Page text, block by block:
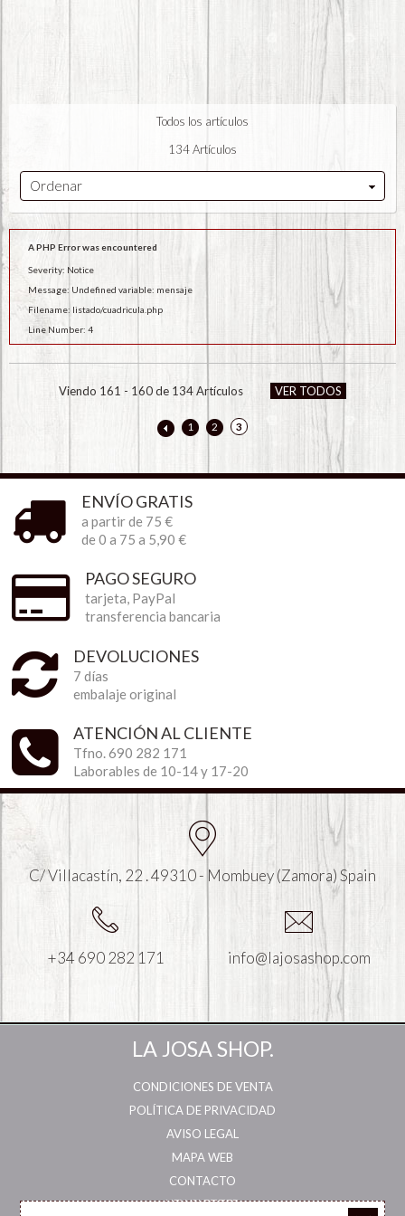
Todos los artículos
134 Artículos
Ordenar
A PHP Error was encountered
Severity: Notice
Message: Undefined variable: mensaje
Filename: listado/cuadricula.php
Line Number: 4
Viendo 161 - 160 de 134 Artículos VER TODOS
1 2 3
ENVÍO GRATIS
a partir de 75 €
de 0 a 75 a 5,90 €
PAGO SEGURO
tarjeta, PayPal
transferencia bancaria
DEVOLUCIONES
7 días
embalaje original
ATENCIÓN AL CLIENTE
Tfno. 690 282 171
Laborables de 10-14 y 17-20
C/ Villacastín, 22 . 49310 - Mombuey (Zamora) Spain
+34 690 282 171 info@lajosashop.com
LA JOSA SHOP.
CONDICIONES DE VENTA
POLÍTICA DE PRIVACIDAD
AVISO LEGAL
MAPA WEB
CONTACTO
NEWSLETTER